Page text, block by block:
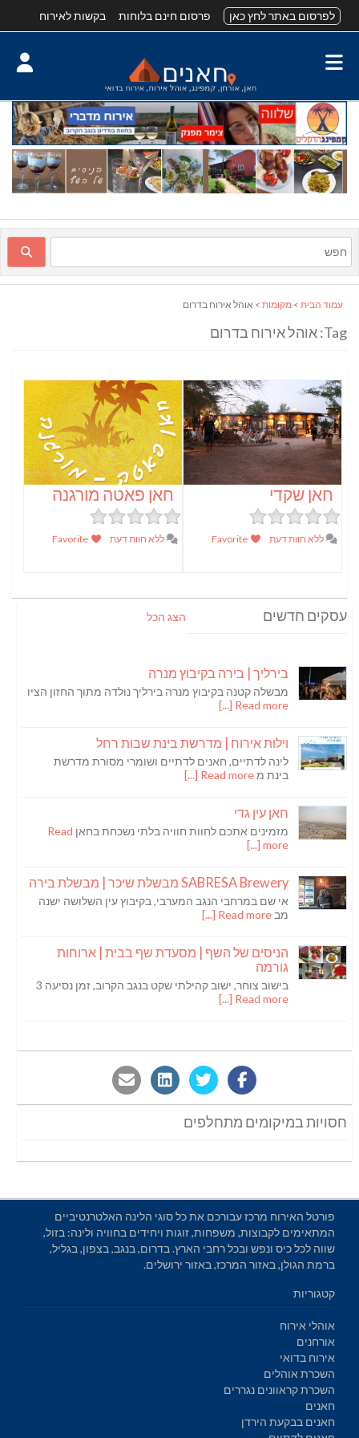
לפרסום באתר לחץ כאן פרסום חינם בלוחות בקשות לאירוח
עמוד הבית > מקומות > אוהל אירוח בדרום
Tag: אוהל אירוח בדרום
חאן שקדי
ללא חוות דעת
חאן פאטה מורגנה
ללא חוות דעת
עסקים חדשים הצג הכל
בירליך | בירה בקיבוץ מנרה
מבשלה קטנה בקיבוץ מנרה בירליך נולדה מתוך החזון הציו
Read more [...]
וילות אירוח | מדרשת בינת שבות רחל
לינה לדתיים, חאנים לדתיים ושומרי מסורת מדרשת
בינת מRead more [...]
חאן עין גדי
מזמינים אתכם לחוות חוויה בלתי נשכחת בחאן Read
more [...]
SABRESA Brewery מבשלת שיכר | מבשלת בירה
אי שם במרחבי הנגב המערבי, בקיבוץ עין השלושה ישנה
מב Read more [...]
הניסים של השף | מסעדת שף בבית | ארוחות
גורמה
בישוב צוחר, ישוב קהילתי שקט בנגב הקרוב, זמן נסיעה 3
Read more [...]
חסויות במיקומים מתחלפים
פורטל האירוח מרכז עבורכם את כל סוגי הלינה האלטרנטיביים
המתאימים לקבוצות, משפחות, זוגות ויחידים בחוויה ולינה: בזול,
שווה לכל כיס ונפש ובכל רחבי הארץ. בדרום, בנגב, בצפון, בגליל,
ברמת הגולן, באזור המרכז, באזור ירושלים.
קטגוריות
אוהלי אירוח
אורחנים
אירוח בדואי
השכרת אוהלים
השכרת קראוונים נגררים
חאנים
חאנים בבקעת הירדן